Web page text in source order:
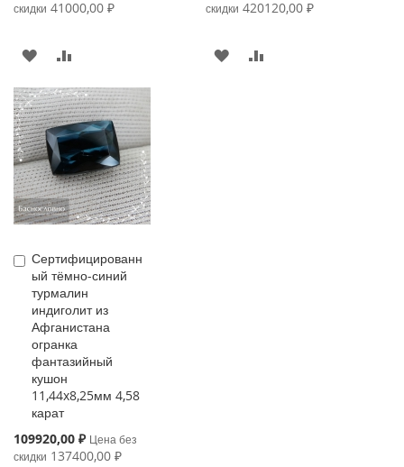
скидки 41000,00 ₽
В
ИЗБРАННОЕ
СРАВНЕНИЮ
скидки 420120,00 ₽
В
Сертифицированн
ый тёмно-синий
турмалин
индиголит из
Афганистана
огранка
фантазийный
кушон
11,44x8,25мм 4,58
карат
Special
109920,00 ₽ Цена без
скидки 137400,00 ₽
Купить